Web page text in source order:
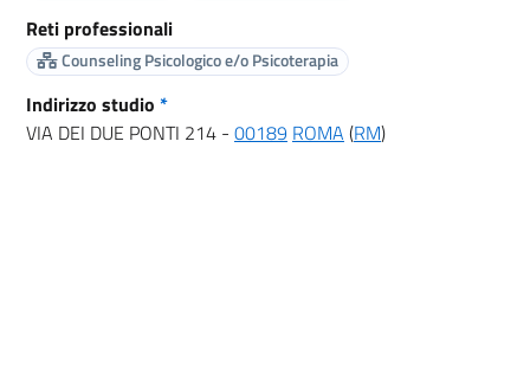
Reti professionali
Counseling Psicologico e/o Psicoterapia
Indirizzo studio *
VIA DEI DUE PONTI 214 - 00189 ROMA (RM)